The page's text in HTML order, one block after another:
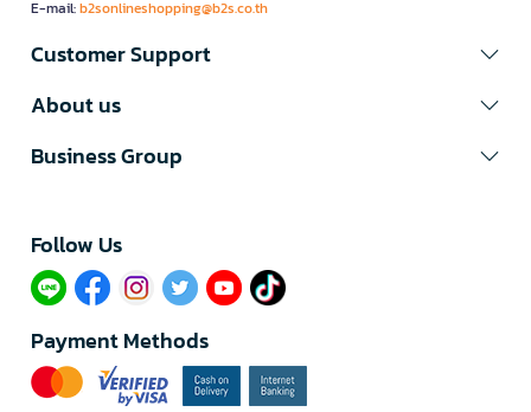
E-mail:b2sonlineshopping@b2s.co.th
Customer Support
About us
Business Group
Follow Us​
Payment Methods